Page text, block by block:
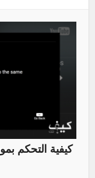
كيفية التحكم